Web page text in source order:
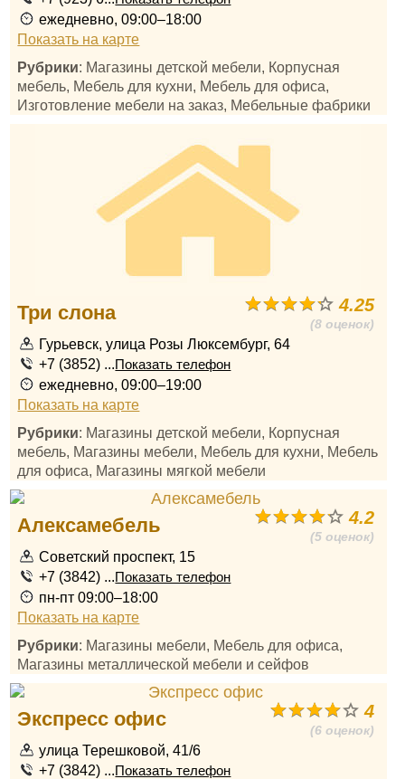
ежедневно, 09:00–18:00
Показать на карте
Рубрики: Магазины детской мебели, Корпусная
мебель, Мебель для кухни, Мебель для офиса,
Изготовление мебели на заказ, Мебельные фабрики
4.25
(8 оценок)
Три слона
Гурьевск, улица Розы Люксембург, 64
+7 (3852) ...Показать телефон
ежедневно, 09:00–19:00
Показать на карте
Рубрики: Магазины детской мебели, Корпусная
мебель, Магазины мебели, Мебель для кухни, Мебель
для офиса, Магазины мягкой мебели
4.2
(5 оценок)
Алексамебель
Советский проспект, 15
+7 (3842) ...Показать телефон
пн-пт 09:00–18:00
Показать на карте
Рубрики: Магазины мебели, Мебель для офиса,
Магазины металлической мебели и сейфов
4
(6 оценок)
Экспресс офис
улица Терешковой, 41/6
+7 (3842) ...Показать телефон